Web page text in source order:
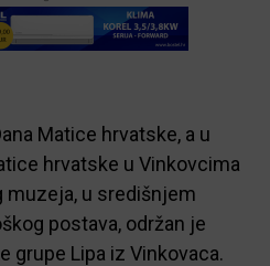
Matice hrvatske, a u
hrvatske u Vinkovcima
muzeja, u središnjem
postava, održan je
grupe Lipa iz Vinkovaca.